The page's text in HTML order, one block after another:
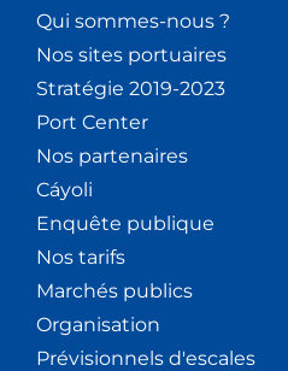
Qui sommes-nous ?
Nos sites portuaires
Stratégie 2019-2023
Port Center
Nos partenaires
Cáyoli
Enquête publique
Nos tarifs
Marchés publics
Organisation
Prévisionnels d'escales